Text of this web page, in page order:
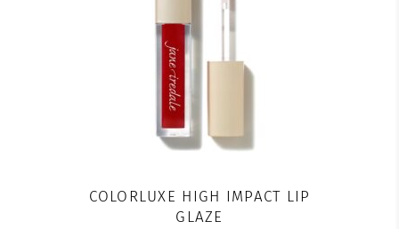
COLORLUXE HIGH IMPACT LIP
GLAZE